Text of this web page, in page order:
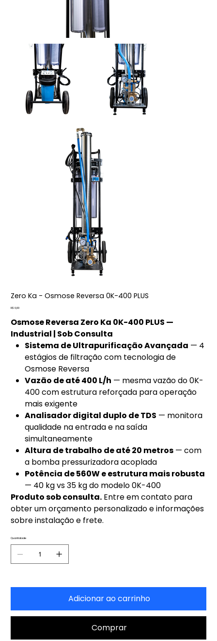
Zero Ka - Osmose Reversa 0K-400 PLUS
Preço
R$ 0,00
Osmose Reversa Zero Ka 0K-400 PLUS —
Industrial | Sob Consulta
Sistema de Ultrapurificação Avançada — 4
estágios de filtração com tecnologia de
Osmose Reversa
Vazão de até 400 L/h — mesma vazão do 0K-
400 com estrutura reforçada para operação
mais exigente
Analisador digital duplo de TDS — monitora
qualidade na entrada e na saída
simultaneamente
Altura de trabalho de até 20 metros — com
a bomba pressurizadora acoplada
Potência de 560W e estrutura mais robusta
— 40 kg vs 35 kg do modelo 0K-400
Produto sob consulta. Entre em contato para
obter um orçamento personalizado e informações
sobre instalação e frete.
Quantidade
Adicionar ao carrinho
Comprar